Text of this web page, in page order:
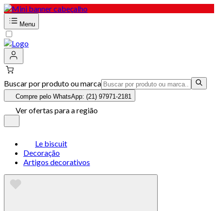
Menu
Buscar por produto ou marca
Compre pelo WhatsApp: (21) 97971-2181
Ver ofertas para a região
Le biscuit
Decoração
Artigos decorativos